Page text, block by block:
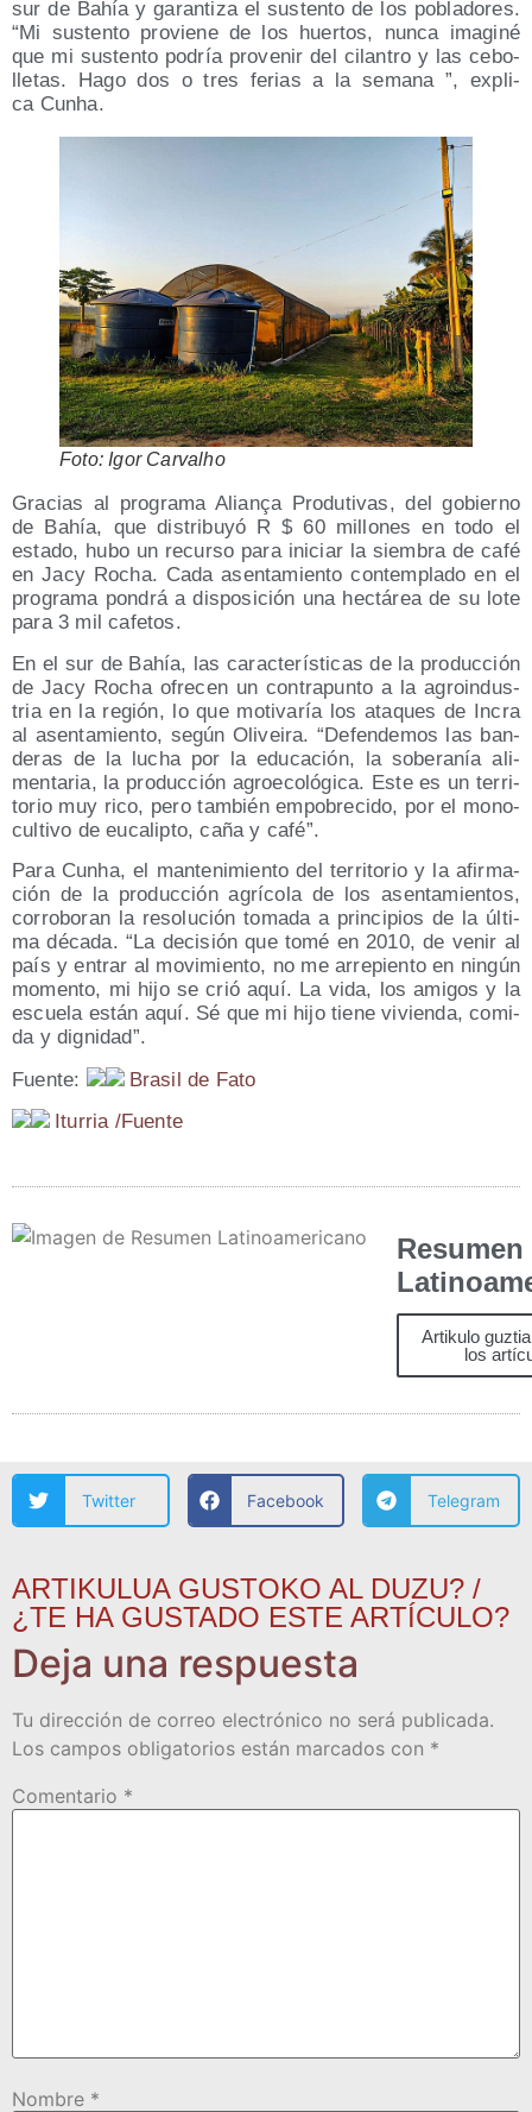
sur de Bahía y garan­ti­za el sus­ten­to de los pobla­do­res.
“Mi sus­ten­to pro­vie­ne de los huer­tos, nun­ca ima­gi­né
que mi sus­ten­to podría pro­ve­nir del cilan­tro y las cebo­
lle­tas. Hago dos o tres ferias a la sema­na ”, expli­
ca Cunha.
Foto: Igor Carvalho
Gra­cias al pro­gra­ma Alia­nça Pro­du­ti­vas, del gobierno
de Bahía, que dis­tri­bu­yó R $ 60 millo­nes en todo el
esta­do, hubo un recur­so para ini­ciar la siem­bra de café
en Jacy Rocha. Cada asen­ta­mien­to con­tem­pla­do en el
pro­gra­ma pon­drá a dis­po­si­ción una hec­tá­rea de su lote
para 3 mil cafetos.
En el sur de Bahía, las carac­te­rís­ti­cas de la pro­duc­ción
de Jacy Rocha ofre­cen un con­tra­pun­to a la agro­in­dus­
tria en la región, lo que moti­va­ría los ata­ques de Incra
al asen­ta­mien­to, según Oli­vei­ra. “Defen­de­mos las ban­
de­ras de la lucha por la edu­ca­ción, la sobe­ra­nía ali­
men­ta­ria, la pro­duc­ción agro­eco­ló­gi­ca. Este es un terri­
to­rio muy rico, pero tam­bién empo­bre­ci­do, por el mono­
cul­ti­vo de euca­lip­to, caña y café”.
Para Cunha, el man­te­ni­mien­to del terri­to­rio y la afir­ma­
ción de la pro­duc­ción agrí­co­la de los asen­ta­mien­tos,
corro­bo­ran la reso­lu­ción toma­da a prin­ci­pios de la últi­
ma déca­da. “La deci­sión que tomé en 2010, de venir al
país y entrar al movi­mien­to, no me arre­pien­to en nin­gún
momen­to, mi hijo se crió aquí. La vida, los ami­gos y la
escue­la están aquí. Sé que mi hijo tie­ne vivien­da, comi­
da y dignidad”.
Fuen­te:
Bra­sil de Fato
Itu­rria /​Fuen­te
Resumen
Artikulo
los
Twitter Facebook Telegram
ARTIKULUA GUSTOKO AL DUZU? /
¿TE HA GUSTADO ESTE ARTÍCULO?
Deja una respuesta
Tu dirección de correo electrónico no será publicada.
Los campos obligatorios están marcados con *
Comentario *
Nombre *